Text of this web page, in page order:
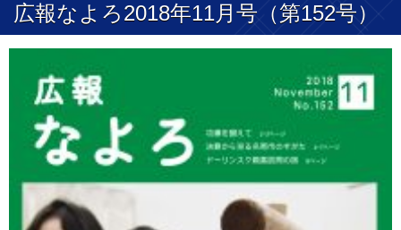
広報なよろ2018年11月号（第152号）